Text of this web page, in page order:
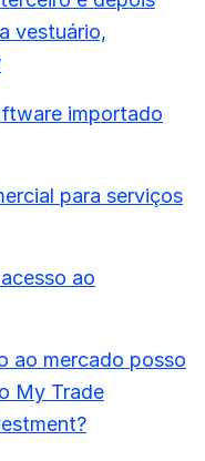
vestuário,
importado
para serviços
ao
ao mercado posso
My Trade